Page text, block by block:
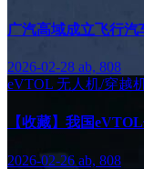
广汽高域成立飞行汽
2026-02-28 ab, 808
eVTOL 无人机/穿越
【收藏】我国
2026-02-26 ab, 808